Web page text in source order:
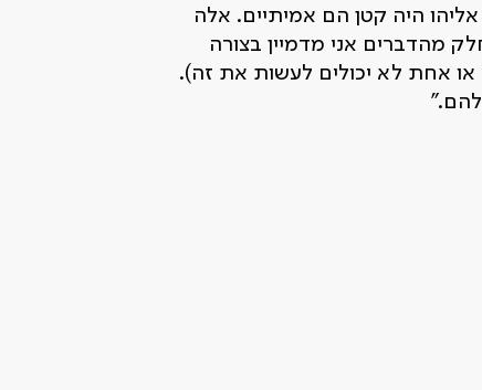
היה קטן הם אמיתיים. אלה
מהדברים אני מדמיין בצורה
אחת לא יכולים לעשות את זה).